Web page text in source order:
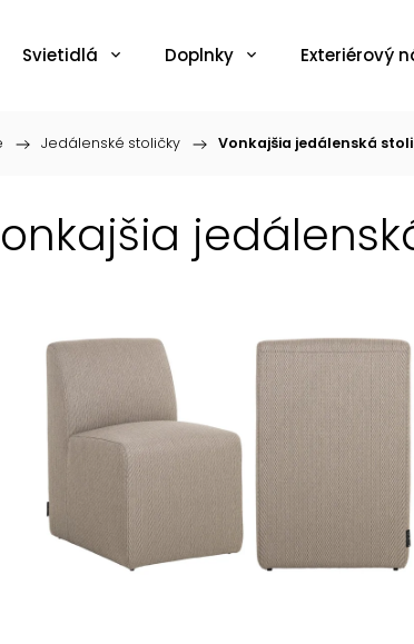
Svietidlá Doplnky Exteriérový
/ Jedálenské stoličky / Vonkajšia jedálenská